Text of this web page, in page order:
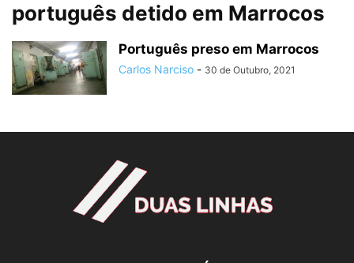
português detido em Marrocos
Português preso em Marrocos
Carlos Narciso - 30 de Outubro, 2021